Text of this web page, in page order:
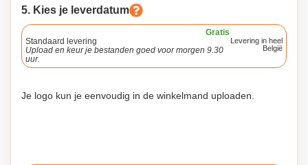
5. Kies je leverdatum
Gratis
Standaard levering
Upload en keur je bestanden goed voor morgen 9.30
uur.
Levering in heel
België
Je logo kun je eenvoudig in de winkelmand uploaden.